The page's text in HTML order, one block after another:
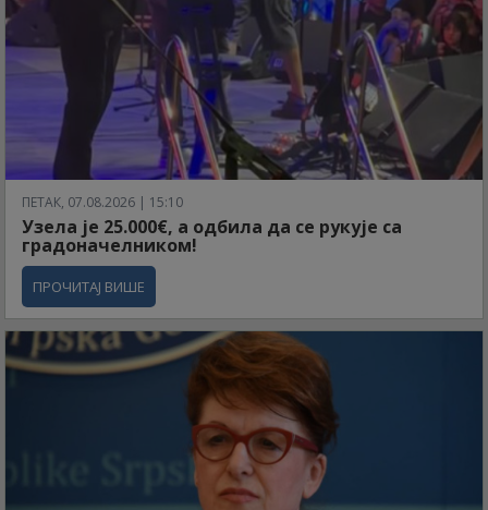
ПЕТАК, 07.08.2026 | 15:10
Узела је 25.000€, а одбила да се рукује са
градоначелником!
ПРОЧИТАЈ ВИШЕ